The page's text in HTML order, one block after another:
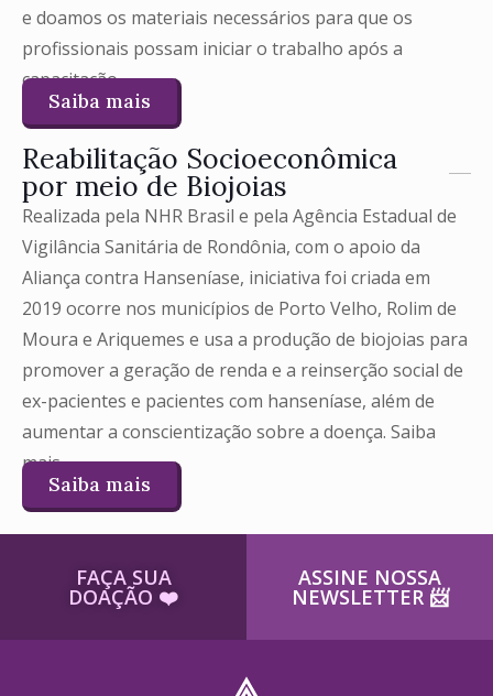
e doamos os materiais necessários para que os
profissionais possam iniciar o trabalho após a
capacitação.
Saiba mais
Reabilitação Socioeconômica
por meio de Biojoias
Realizada pela NHR Brasil e pela Agência Estadual de
Vigilância Sanitária de Rondônia, com o apoio da
Aliança contra Hanseníase, iniciativa foi criada em
2019 ocorre nos municípios de Porto Velho, Rolim de
Moura e Ariquemes e usa a produção de biojoias para
promover a geração de renda e a reinserção social de
ex-pacientes e pacientes com hanseníase, além de
aumentar a conscientização sobre a doença. Saiba
mais.
Saiba mais
FAÇA SUA
DOAÇÃO ​❤️
ASSINE NOSSA
NEWSLETTER ​📨